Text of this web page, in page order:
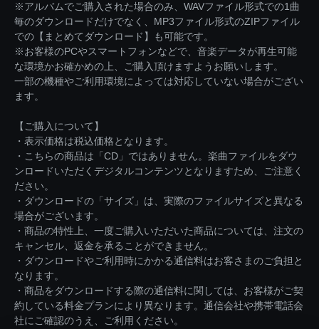
※アルバムでご購入された場合のみ、WAVファイル形式での1曲
毎のダウンロードだけでなく、MP3ファイル形式のZIPファイル
での【まとめてダウンロード】も可能です。
※お客様のPCやスマートフォンなどで、音楽データが再生可能
な環境かお確かめの上、ご購入頂けますようお願いします。
一部の機種やご利用環境によっては対応していない場合がござい
ます。
【ご購入について】
・表示価格は税込価格となります。
・こちらの商品は「CD」ではありません。楽曲ファイルをダウ
ンロードいただくデジタルコンテンツとなりますため、ご注意く
ださい。
・ダウンロードの「サイズ」は、実際のファイルサイズと異なる
場合がございます。
・商品の特性上、一度ご購入いただいた商品については、注文の
キャンセル、返金を承ることができません。
・ダウンロードやご利用時にかかる通信料はお客さまのご負担と
なります。
・商品をダウンロードする際の通信料に関しては、お客様がご契
約している料金プランにより異なります。通信会社や携帯電話会
社にご確認のうえ、ご利用ください。